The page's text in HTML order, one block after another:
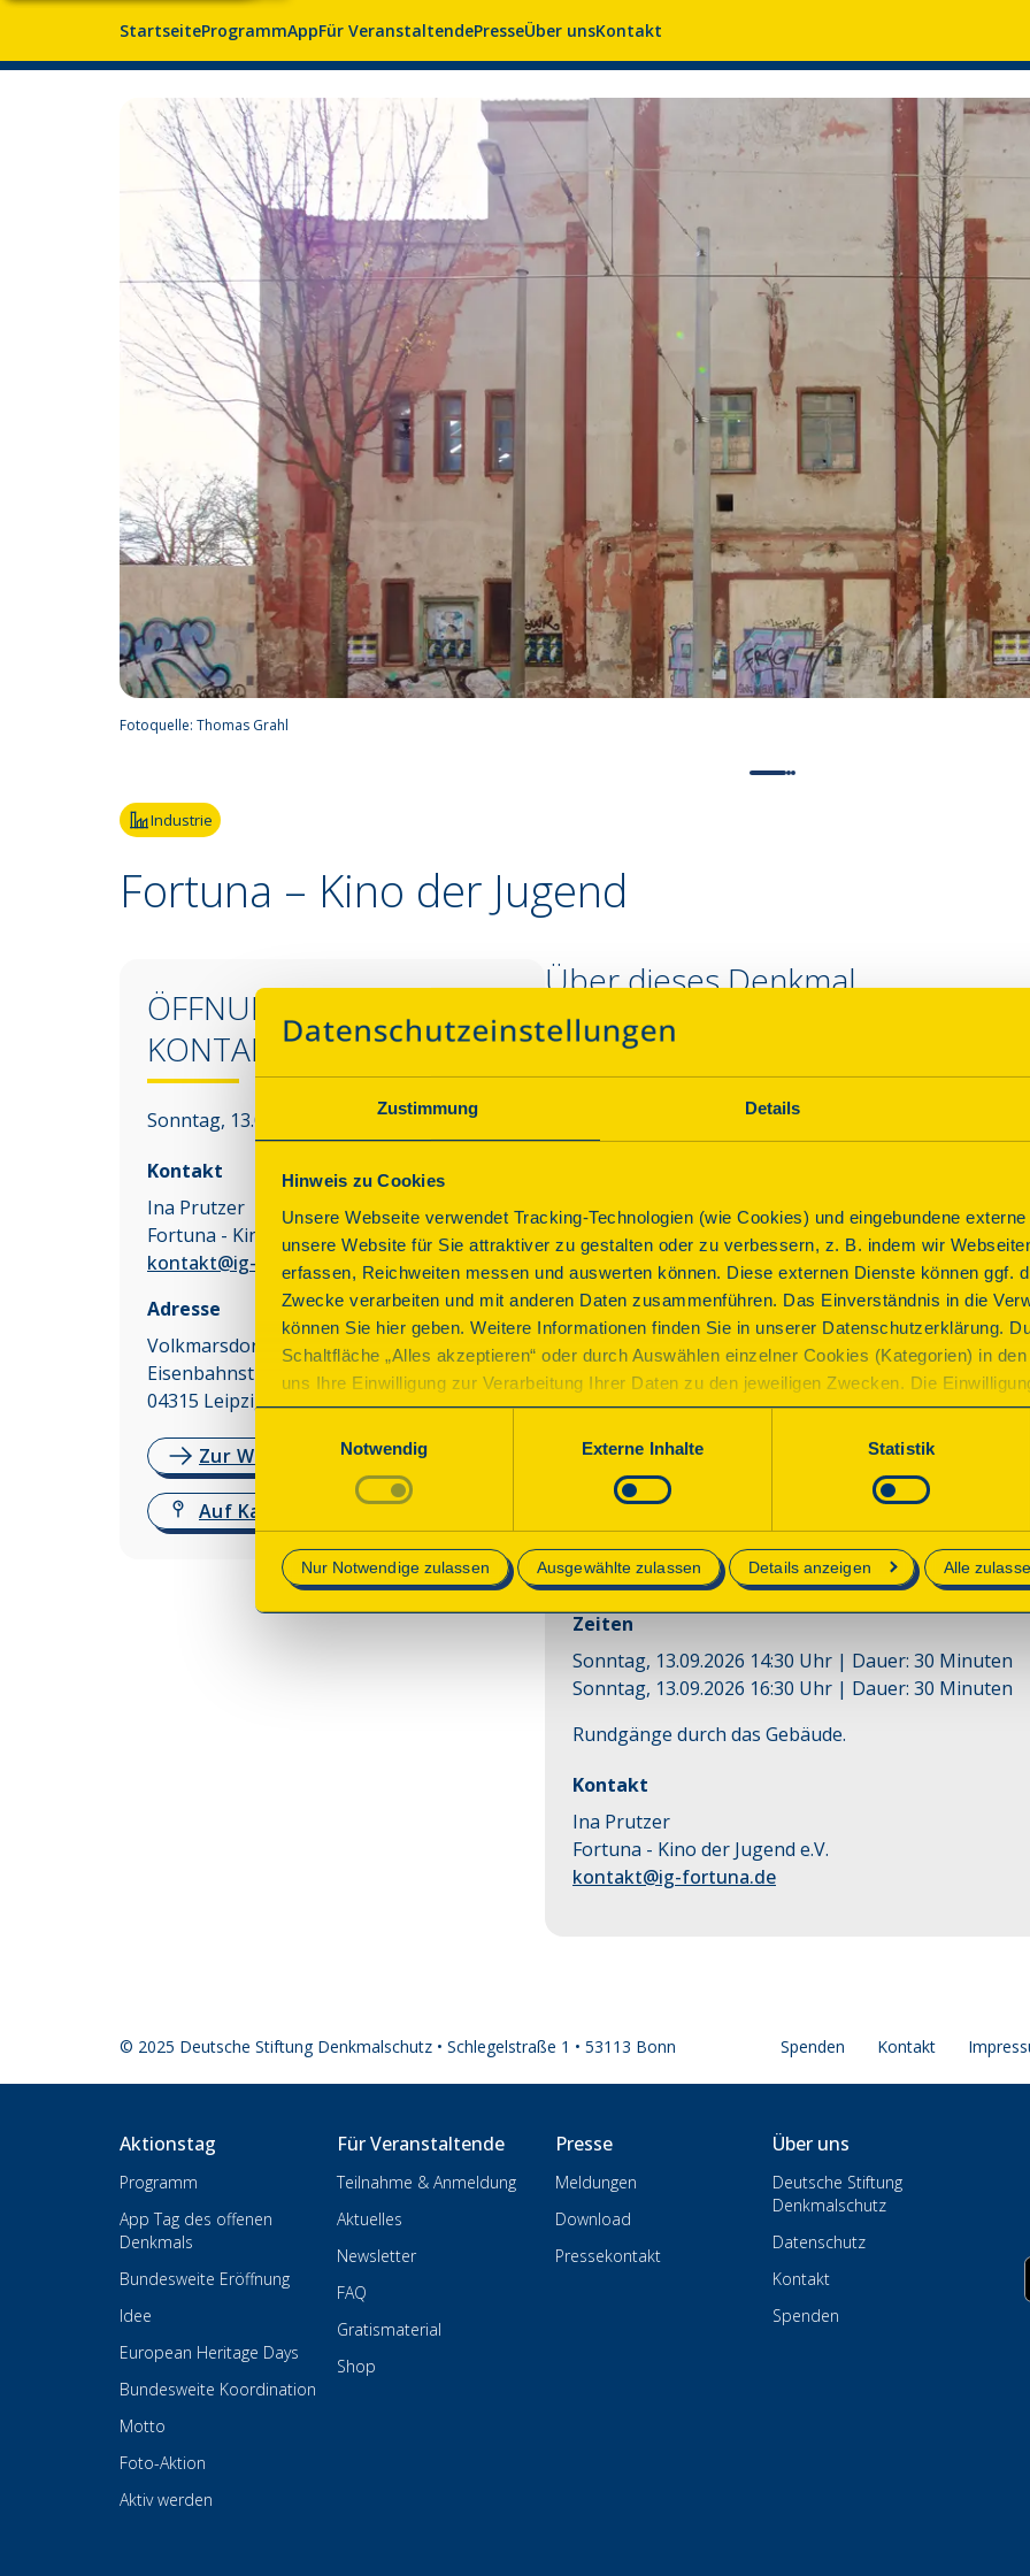
Zustimmung Details
Hinweis zu Cookies
Unsere Webseite verwendet Tracking-Technologien (wie Cookies) und eingebundene
unsere Website für Sie attraktiver zu gestalten oder zu verbessern, z. B. indem wir
erfassen, Reichweiten messen und auswerten können. Diese externen Dienste können ggf.
Zwecke verarbeiten und mit anderen Daten zusammenführen. Das Einverständnis in die
können Sie hier geben. Weitere Informationen finden Sie in unserer Datenschutzerklärung.
Schaltfläche „Alles akzeptieren“ oder durch Auswählen einzelner Cookies (Kategorien) in
uns Ihre Einwilligung zur Verarbeitung Ihrer Daten zu den jeweiligen Zwecken. Die
des Onlineangebots nicht erforderlich und kann jederzeit aktualisiert oder widerrufen
mit „Speichern“ bestätigen, werden nur essenzielle Cookies auf der Webseite gesetzt, die
Notwendig
Externe Inhalte Statistik
Nur Notwendige zulassen Ausgewählte zulassen Details anzeigen Alle
StartseiteProgrammAppFür VeranstaltendePresseÜber unsKontakt
Fotoquelle: Thomas Grahl
Industrie
Fortuna – Kino der Jugend
ÖFFNUNGSZEITEN &
KONTAKT
Sonntag, 13.09.2026 14:00 - 20:00 Uhr
Kontakt
Ina Prutzer
Fortuna - Kino der Jugend e.V.
kontakt@ig-fortuna.de
Adresse
Volkmarsdorf
Eisenbahnstr. 162
04315 Leipzig
Zur Website
Auf Karte anzeigen
Über dieses Denkmal
1928 wurden die Fortuna-Lichtspiele in der drei Jahre
eröffnet. Das Haus mit der im Art Déco gestalteten
1946 als Kino der Jugend bekannt, 1987 geschlossen
von der Interessengemeinschaft Fortuna vor dem
Programm
Das ehemalige „Kino der Jugend“ öffnet am
Ausstellung zur Geschichte des Hauses und Rundgänge
Anbindung ÖPNV
Ein Besuch bei Fortuna
Zeiten
Sonntag, 13.09.2026 14:30 Uhr | Dauer: 30 Minuten
Sonntag, 13.09.2026 16:30 Uhr | Dauer: 30 Minuten
Rundgänge durch das Gebäude.
Kontakt
Ina Prutzer
Fortuna - Kino der Jugend e.V.
kontakt@ig-fortuna.de
© 2025 Deutsche Stiftung Denkmalschutz • Schlegelstraße 1 • 53113 Bonn Spenden Kontakt
Aktionstag
Programm
App Tag des offenen
Denkmals
Bundesweite Eröffnung
Idee
European Heritage Days
Bundesweite Koordination
Motto
Foto-Aktion
Aktiv werden
Für Veranstaltende
Teilnahme & Anmeldung
Aktuelles
Newsletter
FAQ
Gratismaterial
Shop
Presse
Meldungen
Download
Pressekontakt
Über uns
Deutsche Stiftung
Denkmalschutz
Datenschutz
Kontakt
Spenden